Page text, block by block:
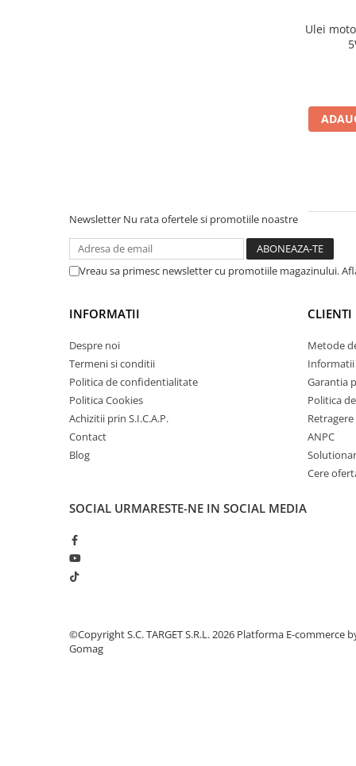
Senzori uzura placute
Cablu frana de mana
Bujii incandescente
Kit distributie
Transmisie
Kit transmisie
Curea transmisie
Busoane/inele etansare
Bielete directie
Ulei
Newsletter Nu rata ofertele si promotiile noastre
Vreau sa primesc newsletter cu promotiile magazinului.
INFORMATII
Despre noi
Termeni si conditii
Politica de confidentialitate
Politica Cookies
Achizitii prin S.I.C.A.P.
Contact
Blog
CLIENTI
Metode
Garantia
Politica
ANPC
Cere
SOCIAL URMARESTE-NE IN SOCIAL MEDIA
©Copyright S.C. TARGET S.R.L. 2026 Platforma E-commerce
Gomag